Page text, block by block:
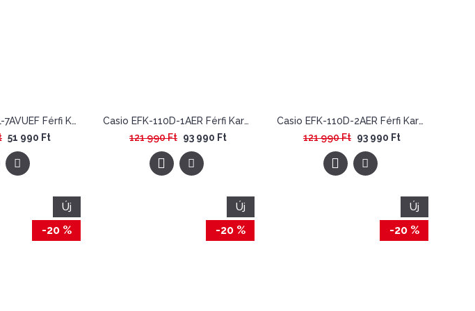
Casio EFB-730L-7AVUEF Férfi Karóra - Edifice Sapphire Chronograph
51 990 Ft
Casio EFK-110D-1AER Férfi Karóra - Edifice Automatic
121 990 Ft 93 990 Ft
Casio EFK-110D-2AER Férfi Karóra - Edifice Automatic
121 990 Ft 93 990 Ft
Új
-20 %
Új
-20 %
Új
-20 %